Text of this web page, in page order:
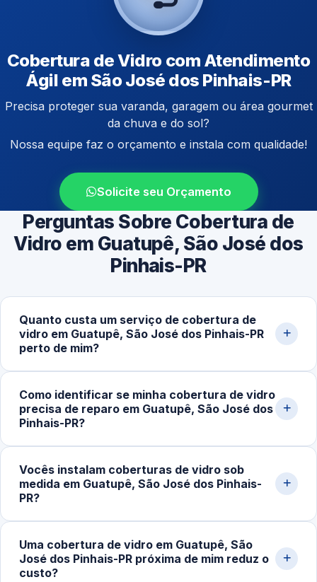
Cobertura de Vidro com Atendimento
Ágil em São José dos Pinhais-PR
Precisa proteger sua varanda, garagem ou área gourmet
da chuva e do sol?
Nossa equipe faz o orçamento e instala com qualidade!
Solicite seu Orçamento
Perguntas Sobre Cobertura de
Vidro em Guatupê, São José dos
Pinhais-PR
Quanto custa um serviço de cobertura de
vidro em Guatupê, São José dos Pinhais-PR
perto de mim?
coberta, os materiais utilizados e a complexidade do
projeto. Projetos simples começam em torno de
detalhado pelo nosso WhatsApp.
Como identificar se minha cobertura de vidro
precisa de reparo em Guatupê, São José dos
Pinhais-PR?
com o vento, peças soltas, desalinhamento visível,
desgaste nas fixações ou perda de vedação. Uma
Vocês instalam coberturas de vidro sob
medida em Guatupê, São José dos Pinhais-
PR?
varandas, garagens, áreas gourmet, corredores e
espaços externos. Fazemos medição, planejamento,
Uma cobertura de vidro em Guatupê, São
José dos Pinhais-PR próxima de mim reduz o
custo?